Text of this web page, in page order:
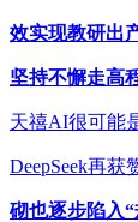
效实现教研出
坚持不懈走高
天禧AI很可能
DeepSeek再
砌也逐步陷入